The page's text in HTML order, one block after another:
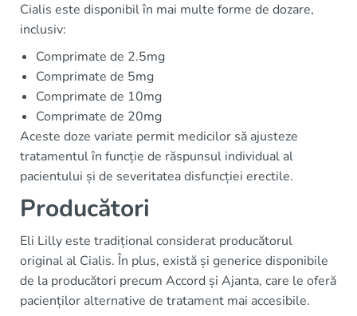
Cialis este disponibil în mai multe forme de dozare,
inclusiv:
Comprimate de 2.5mg
Comprimate de 5mg
Comprimate de 10mg
Comprimate de 20mg
Aceste doze variate permit medicilor să ajusteze
tratamentul în funcție de răspunsul individual al
pacientului și de severitatea disfuncției erectile.
Producători
Eli Lilly este tradițional considerat producătorul
original al Cialis. În plus, există și generice disponibile
de la producători precum Accord și Ajanta, care le oferă
pacienților alternative de tratament mai accesibile.